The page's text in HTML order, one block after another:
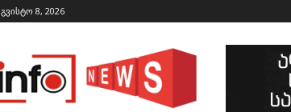
8, 2026